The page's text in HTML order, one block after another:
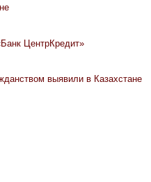
ЦентрКредит»
выявили в Казахстане